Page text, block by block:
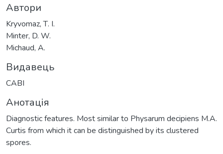
Автори
Kryvomaz, Т. І.
Minter, D. W.
Michaud, A.
Видавець
CABI
Анотація
Diagnostic features. Most similar to Physarum decipiens M.A.
Curtis from which it can be distinguished by its clustered
spores.